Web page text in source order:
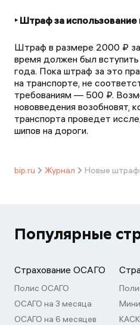
‣ Штраф за
Штраф в размере 2000 ₽ за
время должен был
года. Пока штраф за это
на транспорте, не
требованиям — 500 ₽.
нововведения возобновят,
транспорта проведет
шипов на дороги.
bip.ru Журнал Новые
Популярные
Страхование ОСАГО
Полис ОСАГО
ОСАГО на 3 месяца
ОСАГО на 6 месяцев